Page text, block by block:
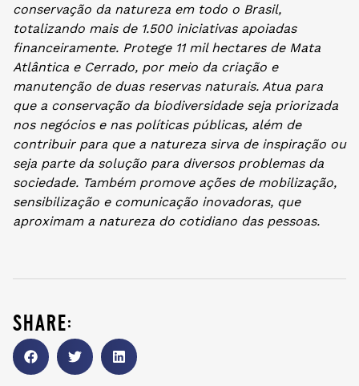
conservação da natureza em todo o Brasil,
totalizando mais de 1.500 iniciativas apoiadas
financeiramente. Protege 11 mil hectares de Mata
Atlântica e Cerrado, por meio da criação e
manutenção de duas reservas naturais. Atua para
que a conservação da biodiversidade seja priorizada
nos negócios e nas políticas públicas, além de
contribuir para que a natureza sirva de inspiração ou
seja parte da solução para diversos problemas da
sociedade. Também promove ações de mobilização,
sensibilização e comunicação inovadoras, que
aproximam a natureza do cotidiano das pessoas.
share: